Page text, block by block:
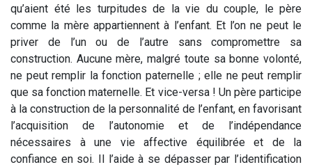
qu’aient été les turpitudes de la vie du couple, le père
comme la mère appartiennent à l’enfant. Et l’on ne peut le
priver de l’un ou de l’autre sans compromettre sa
construction. Aucune mère, malgré toute sa bonne volonté,
ne peut remplir la fonction paternelle ; elle ne peut remplir
que sa fonction maternelle. Et vice-versa ! Un père participe
à la construction de la personnalité de l’enfant, en favorisant
l’acquisition de l’autonomie et de l’indépendance
nécessaires à une vie affective équilibrée et de la
confiance en soi. Il l’aide à se dépasser par l’identification